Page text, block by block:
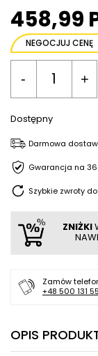
458,99
NEGOCJUJ CENĘ
- +
Dostępny
Darmowa
Gwarancja na
Szybkie zwroty do
ZNIŻKI
Zamów
+48 500 131
OPIS